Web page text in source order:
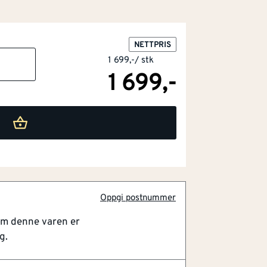
NETTPRIS
1 699,-/ stk
1 699,-
Oppgi postnummer
denne varen er
form som tåler daglig håndtering.
limegrønne og sorte farger,
god oversikt under lading. Designet
de solide materialene er utviklet for å
god driftstid til en lang rekke verktøy i
2,0 A laderen gjør det enkelt å
verktøy. Kompatibiliteten med Ryobi
noe som gjør settet anvendelig